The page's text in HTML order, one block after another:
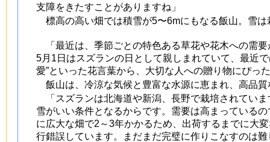
支障をきたすことがありますね」
標高の高い畑では積雪が5〜6mにもなる飯山。雪
「最近は、季節ごとの特色ある草花や花木への需
5月1日はスズランの日として親しまれていて、最近
愛”といった花言葉から、大切な人への贈り物にぴっ
飯山は、冷涼な気候と豊富な水源に恵まれ、高品
「スズランは北海道や新潟、長野で栽培されてい
雪がいい条件となるからです。需要は高まっている
に広大な畑で2～3年かかるため、出荷するまでに大
行錯誤しています。まだまだ完璧に作りこなすのは